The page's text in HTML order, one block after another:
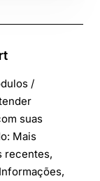
/
suas
Mais
recentes,